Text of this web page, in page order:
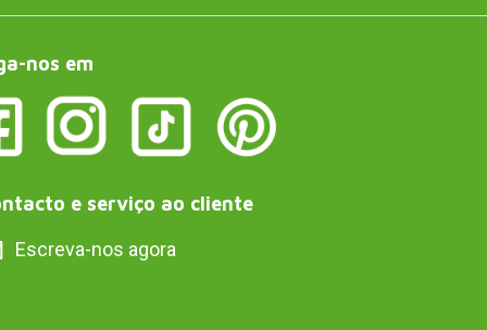
nos em
e serviço ao cliente
Escreva-nos agora